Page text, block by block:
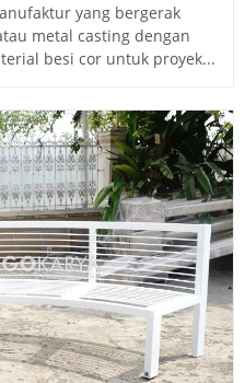
yang bergerak
metal casting dengan
besi cor untuk proyek...